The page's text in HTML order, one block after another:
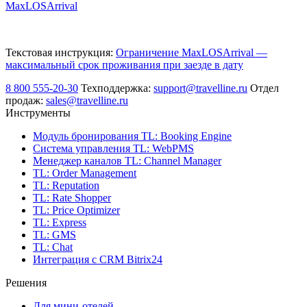
MaxLOSArrival
Текстовая инструкция: Ограничение MaxLOSArrival —
максимальный срок проживания при заезде в дату
8 800 555-20-30 Техподдержка: support@travelline.ru Отдел
продаж: sales@travelline.ru
Инструменты
Модуль бронирования TL: Booking Engine
Система управления TL: WebPMS
Менеджер каналов TL: Channel Manager
TL: Order Management
TL: Reputation
TL: Rate Shopper
TL: Price Optimizer
TL: Express
TL: GMS
TL: Chat
Интеграция с CRM Bitrix24
Решения